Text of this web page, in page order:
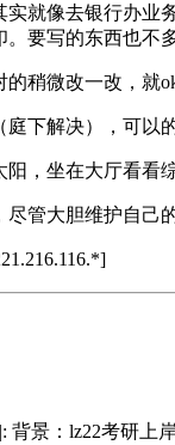
就像去银行办
要写的东西也不
稍微改一改，就
下解决），可以
，坐在大厅看看
管大胆维护自己
背景：lz22考